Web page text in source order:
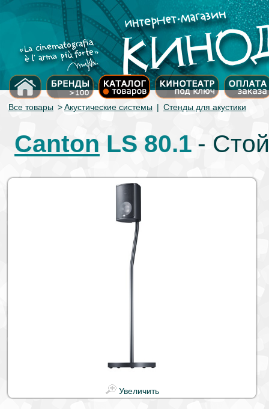
Все товары >Акустические системы | Стенды для акустики
Canton LS 80.1 -
Увеличить